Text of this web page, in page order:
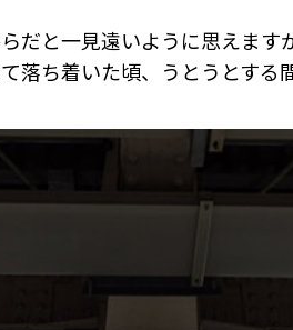
だと一見遠いように思えます
落ち着いた頃、うとうとする